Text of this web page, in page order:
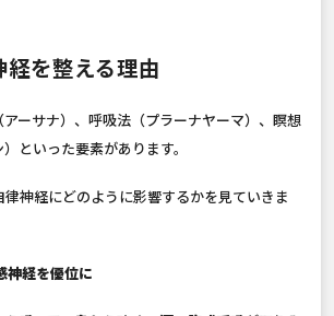
を整える理由
ーサナ）、呼吸法（プラーナヤーマ）、瞑想
といった要素があります。
律神経にどのように影響するかを見ていきま
神経を優位に